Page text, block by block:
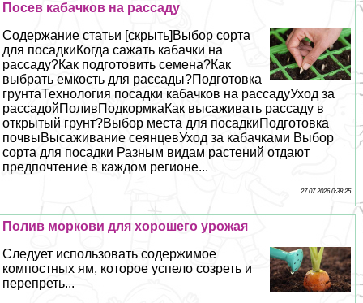
Посев кабачков на рассаду
Содержание статьи [скрыть]Выбор сорта
для посадкиКогда сажать кабачки на
рассаду?Как подготовить семена?Как
выбрать емкость для рассады?Подготовка
грунтаТехнология посадки кабачков на рассадуУход за
рассадойПоливПодкормкаКак высаживать рассаду в
открытый грунт?Выбор места для посадкиПодготовка
почвыВысаживание сеянцевУход за кабачками Выбор
сорта для посадки Разным видам растений отдают
предпочтение в каждом регионе...
27 07 2026 0:38:25
Полив моркови для хорошего урожая
Следует использовать содержимое
компостных ям, которое успело созреть и
перепреть...